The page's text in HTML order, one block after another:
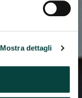
Mostra dettagli